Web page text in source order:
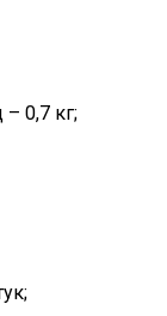
0,7 кг;